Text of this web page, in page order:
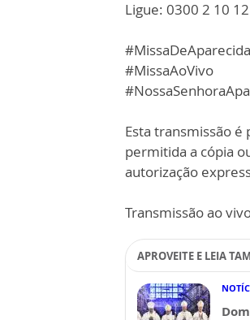
Ligue: 0300 2 10
#MissaDeAparecida
#MissaAoVivo
Esta transmissão
permitida a cópia
autorização
Transmissão ao
APROVEITE E LEIA